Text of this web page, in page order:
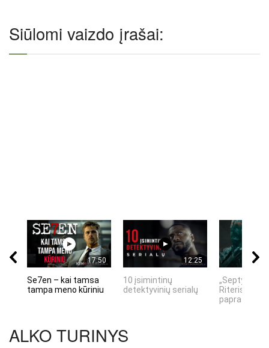
Siūlomi vaizdo įrašai:
17:50
Se7en – kai tamsa
tampa meno kūriniu
12:25
10 įsimintinų
detektyvinių serialų
„Septynių
Riteris" – kai
ALKO TURINYS